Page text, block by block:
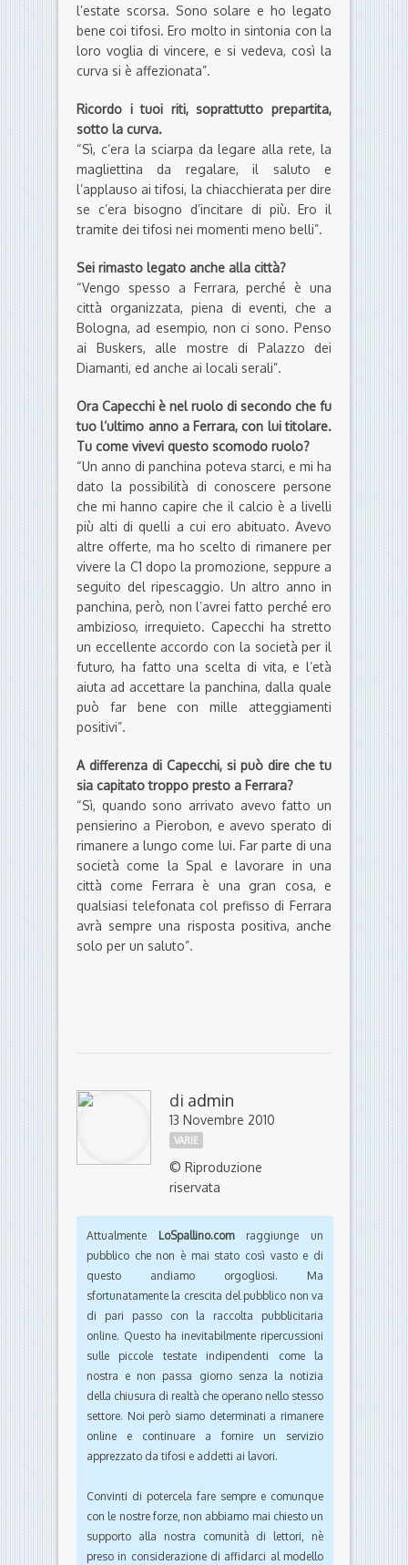
l’estate scorsa. Sono solare e ho legato
bene coi tifosi. Ero molto in sintonia con la
loro voglia di vincere, e si vedeva, così la
curva si è affezionata”.
Ricordo i tuoi riti, soprattutto prepartita,
sotto la curva.
“Sì, c’era la sciarpa da legare alla rete, la
magliettina da regalare, il saluto e
l’applauso ai tifosi, la chiacchierata per dire
se c’era bisogno d’incitare di più. Ero il
tramite dei tifosi nei momenti meno belli”.
Sei rimasto legato anche alla città?
“Vengo spesso a Ferrara, perché è una
città organizzata, piena di eventi, che a
Bologna, ad esempio, non ci sono. Penso
ai Buskers, alle mostre di Palazzo dei
Diamanti, ed anche ai locali serali”.
Ora Capecchi è nel ruolo di secondo che fu
tuo l’ultimo anno a Ferrara, con lui titolare.
Tu come vivevi questo scomodo ruolo?
“Un anno di panchina poteva starci, e mi ha
dato la possibilità di conoscere persone
che mi hanno capire che il calcio è a livelli
più alti di quelli a cui ero abituato. Avevo
altre offerte, ma ho scelto di rimanere per
vivere la C1 dopo la promozione, seppure a
seguito del ripescaggio. Un altro anno in
panchina, però, non l’avrei fatto perché ero
ambizioso, irrequieto. Capecchi ha stretto
un eccellente accordo con la società per il
futuro, ha fatto una scelta di vita, e l’età
aiuta ad accettare la panchina, dalla quale
può far bene con mille atteggiamenti
positivi”.
A differenza di Capecchi, si può dire che tu
sia capitato troppo presto a Ferrara?
“Sì, quando sono arrivato avevo fatto un
pensierino a Pierobon, e avevo sperato di
rimanere a lungo come lui. Far parte di una
società come la Spal e lavorare in una
città come Ferrara è una gran cosa, e
qualsiasi telefonata col prefisso di Ferrara
avrà sempre una risposta positiva, anche
solo per un saluto”.
di admin
13 Novembre 2010
VARIE
© Riproduzione
riservata
Attualmente LoSpallino.comraggiunge un
pubblico che non è mai stato così vasto e di
questo andiamo orgogliosi. Ma
sfortunatamente la crescita del pubblico non va
di pari passo con la raccolta pubblicitaria
online. Questo ha inevitabilmente ripercussioni
sulle piccole testate indipendenti come la
nostra e non passa giorno senza la notizia
della chiusura di realtà che operano nello stesso
settore. Noi però siamo determinati a rimanere
online e continuare a fornire un servizio
apprezzato da tifosi e addetti ai lavori.
Convinti di potercela fare sempre e comunque
con le nostre forze, non abbiamo mai chiesto un
supporto alla nostra comunità di lettori, nè
preso in considerazione di affidarci al modello